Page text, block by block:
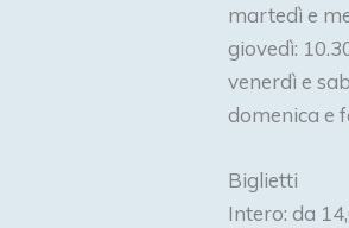
martedì e
giovedì:
venerdì e
domenica e
Biglietti
Intero: da